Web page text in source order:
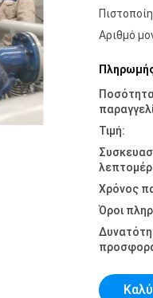
Αριθμό
Τιμή:
Χρόνος
Όροι